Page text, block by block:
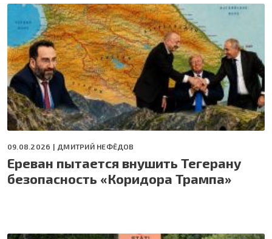
09.08.2026 | ДМИТРИЙ НЕФЁДОВ
Ереван пытается внушить Тегерану
безопасность «Коридора Трампа»